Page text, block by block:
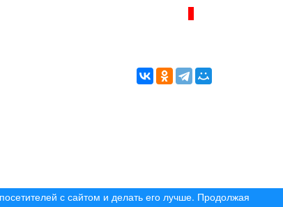
с сайтом и делать его лучше. Продолжая